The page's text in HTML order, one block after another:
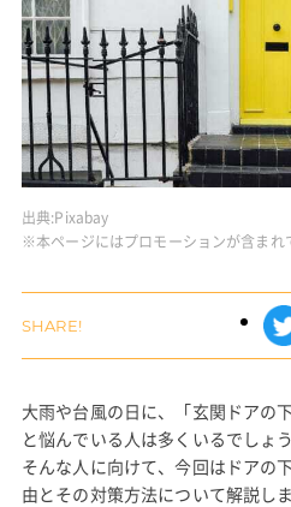
出典:Pixabay
※本ページにはプロモーションが含まれ
大雨や台風の日に、「玄関ドアの
と悩んでいる人は多くいるでしょう
そんな人に向けて、今回はドアの
由とその対策方法について解説しま